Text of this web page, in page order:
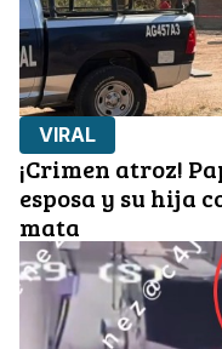
VIRAL
¡Crimen atroz!
esposa y su hija
mata